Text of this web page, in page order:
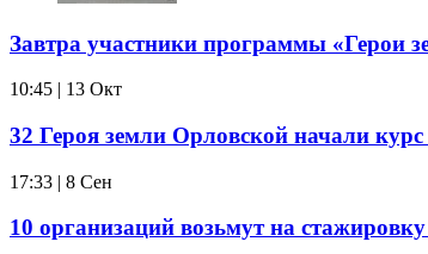
Завтра участники программы «Герои
10:45 | 13 Окт
32 Героя земли Орловской начали
17:33 | 8 Сен
10 организаций возьмут на